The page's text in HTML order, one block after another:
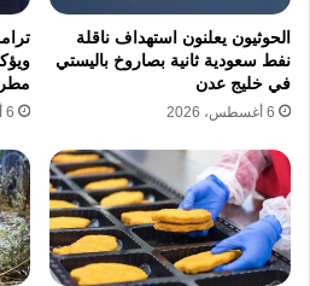
التصعيد.
“نحن نراقب عن كثب جميع
المنطقة، وسنواصل اتخاذ
مشيراً إلى أن هذه
المنظومات المنتشرة مسبقاً،
الحوثيون يعلنون استهداف ناقلة
نفط سعودية ثانية بصاروخ باليستي
في خليج عدن
6 أغسطس، 2026 6 أغسطس، 2026